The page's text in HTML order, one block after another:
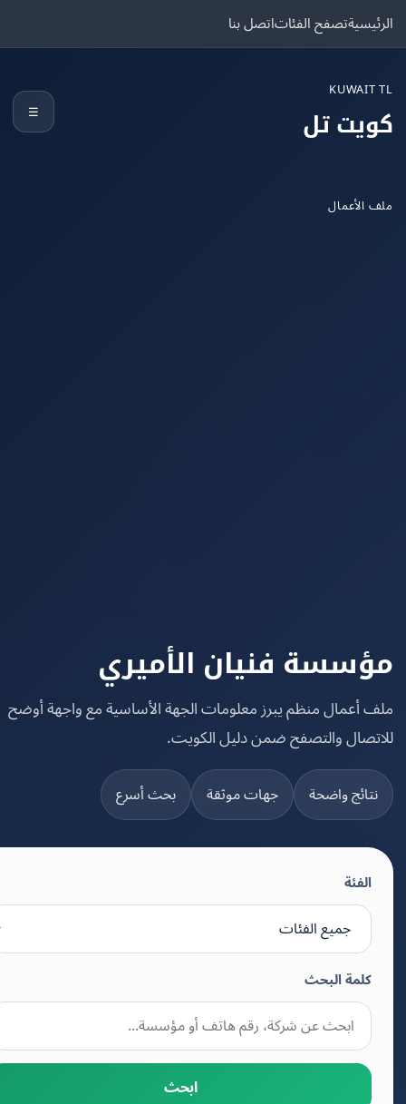
تصفح الفئاتاتصل بنا
تل
فنيان الأميري
منظم يبرز معلومات الجهة الأساسية مع واجهة أوضح
والتصفح ضمن دليل الكويت.
واضحة جهات موثقة بحث أسرع
كلمة البحث
ابحث